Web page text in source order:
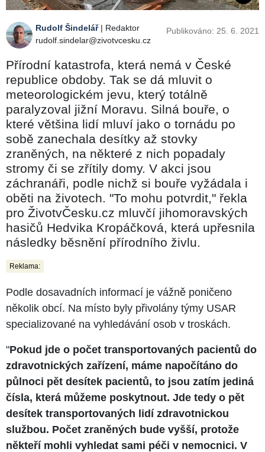
Rudolf Šindelář| Redaktor
rudolf.sindelar@zivotvcesku.cz
Publikováno: 25. 6. 2021
Přírodní katastrofa, která nemá v České
republice obdoby. Tak se dá mluvit o
meteorologickém jevu, který totálně
paralyzoval jižní Moravu. Silná bouře, o
které většina lidí mluví jako o tornádu po
sobě zanechala desítky až stovky
zraněných, na některé z nich popadaly
stromy či se zřítily domy. V akci jsou
záchranáři, podle nichž si bouře vyžádala i
oběti na životech. "To mohu potvrdit," řekla
pro ŽivotvČesku.cz mluvčí jihomoravských
hasičů Hedvika Kropáčková, která upřesnila
následky běsnění přírodního živlu.
Reklama:
Podle dosavadních informací je vážně poničeno
několik obcí. Na místo byly přivolány týmy USAR
specializované na vyhledávání osob v troskách.
"Pokud jde o počet transportovaných pacientů do
zdravotnických zařízení, máme napočítáno do
půlnoci pět desítek pacientů, to jsou zatím jediná
čísla, která můžeme poskytnout. Jde tedy o pět
desítek transportovaných lidí zdravotnickou
službou. Počet zraněných bude vyšší, protože
někteří mohli vyhledat sami péči v nemocnici. V